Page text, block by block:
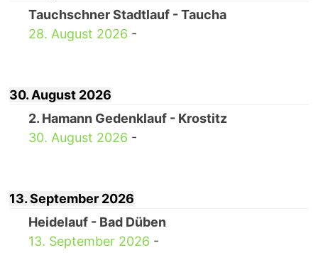
Tauchschner Stadtlauf - Taucha
28. August 2026 -
30. August 2026
2. Hamann Gedenklauf - Krostitz
30. August 2026 -
13. September 2026
Heidelauf - Bad Düben
13. September 2026 -